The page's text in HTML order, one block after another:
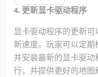
4. 更新显卡驱动程序
显卡驱动程序的更新可
新速度。玩家可以定
并安装最新的显卡驱
行，并提供更好的地图